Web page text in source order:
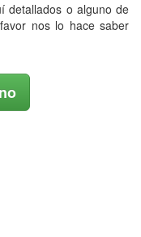
detallados o alguno de
nos lo hace saber